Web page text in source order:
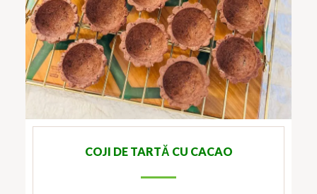
COJI DE TARTĂ CU CACAO